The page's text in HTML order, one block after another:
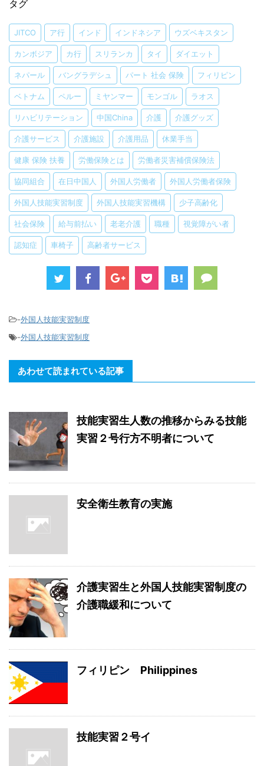
タグ
JITCO ア行 インド インドネシア ウズベキスタン
カンボジア カ行 スリランカ タイ ダイエット
ネパール バングラデシュ パート 社会 保険 フィリピン
ベトナム ペルー ミヤンマー モンゴル ラオス
リハビリテーション 中国China 介護 介護グッズ
介護サービス 介護施設 介護用品 休業手当
健康 保険 扶養 労働保険とは 労働者災害補償保険法
協同組合 在日中国人 外国人労働者 外国人労働者保険
外国人技能実習制度 外国人技能実習機構 少子高齢化
社会保険 給与前払い 老老介護 職種 視覚障がい者
認知症 車椅子 高齢者サービス
-外国人技能実習制度
-外国人技能実習制度
あわせて読まれている記事
技能実習生人数の推移からみる技能
実習２号行方不明者について
安全衛生教育の実施
介護実習生と外国人技能実習制度の
介護職緩和について
フィリピン Philippines
技能実習２号イ